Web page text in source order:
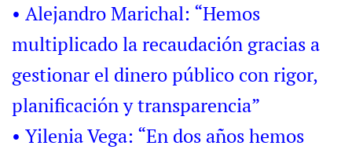
• Alejandro Marichal: “Hemos
multiplicado la recaudación gracias a
gestionar el dinero público con rigor,
planificación y transparencia”
• Yilenia Vega: “En dos años hemos